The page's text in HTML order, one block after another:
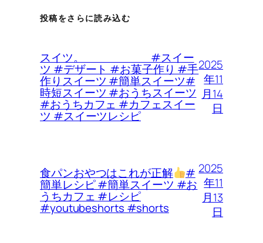
投稿をさらに読み込む
スイツ。 #スイー
ツ #デザート #お菓子作り #手
作りスイーツ #簡単スイーツ#
時短スイーツ #おうちスイーツ
#おうちカフェ #カフェスイー
ツ #スイーツレシピ
2025
年11
月14
日
食パンおやつはこれが正解 #
簡単レシピ #簡単スイーツ #お
うちカフェ #レシピ
#youtubeshorts #shorts
2025
年11
月13
日